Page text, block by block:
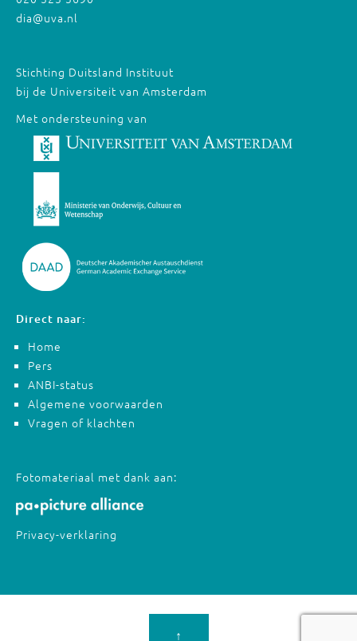
dia@uva.nl
Stichting Duitsland Instituut
bij de Universiteit van Amsterdam
Met ondersteuning van
Direct naar:
Home
Pers
ANBI-status
Algemene voorwaarden
Vragen of klachten
Fotomateriaal met dank aan:
Privacy-verklaring
↑